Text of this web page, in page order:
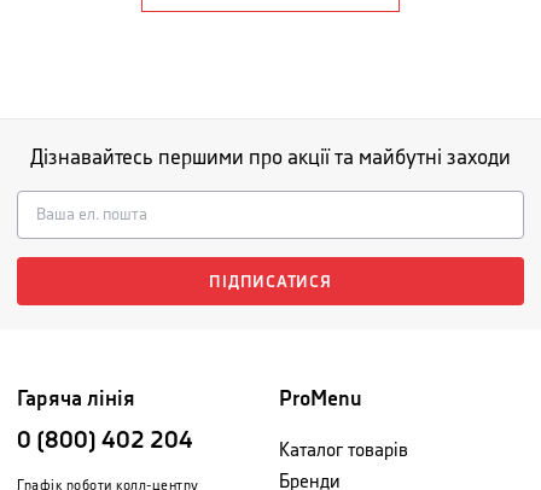
Дізнавайтесь першими про акції та майбутні заходи
ПІДПИСАТИСЯ
Гаряча лінія
0 (800) 402 204
Графік роботи колл-центру
ProMenu
Каталог товарів
Бренди